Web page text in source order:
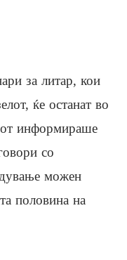
за литар, кои
ќе останат во
информираше
со
можен
половина на